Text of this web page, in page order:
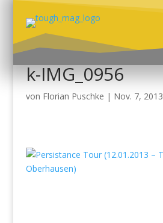
k-IMG_0956
von Florian Puschke | Nov. 7, 2013